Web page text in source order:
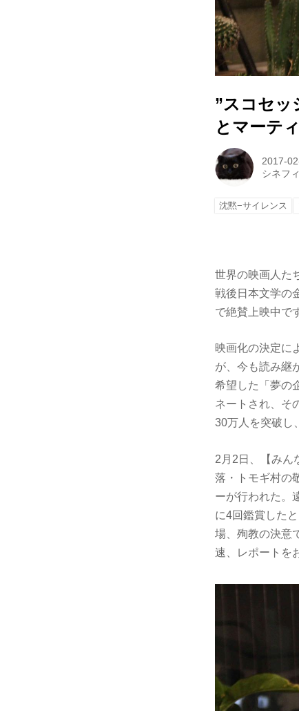
”スコセッ
とマーテ
2017-
シネフ
沈黙−サイレンス
世界の映画人た
戦後日本文学の
で絶賛上映中で
映画化の決定に
が、今も読み継
希望した「夢の
ネートされ、そ
30万人を突破し
2月2日、【みん
落・トモギ村の
ーが行われた。
に4回鑑賞した
場、殉教の決意
速、レポートを